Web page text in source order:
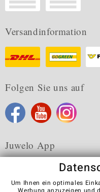
Versandinformation
Folgen Sie uns auf
Juwelo App
Um Ihnen ein optimales